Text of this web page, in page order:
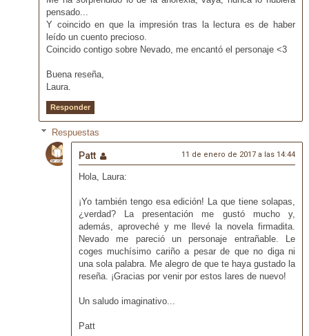
pensado...
Y coincido en que la impresión tras la lectura es de haber
leído un cuento precioso.
Coincido contigo sobre Nevado, me encantó el personaje <3
Buena reseña,
Laura.
Responder
Respuestas
Patt 11 de enero de 2017 a las 14:44
Hola, Laura:
¡Yo también tengo esa edición! La que tiene solapas,
¿verdad? La presentación me gustó mucho y,
además, aproveché y me llevé la novela firmadita.
Nevado me pareció un personaje entrañable. Le
coges muchísimo cariño a pesar de que no diga ni
una sola palabra. Me alegro de que te haya gustado la
reseña. ¡Gracias por venir por estos lares de nuevo!
Un saludo imaginativo...
Patt